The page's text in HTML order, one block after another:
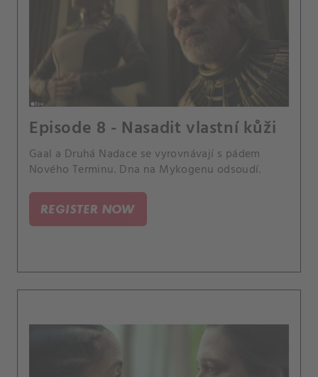
Episode 8 - Nasadit vlastní kůži
Gaal a Druhá Nadace se vyrovnávají s pádem
Nového Terminu. Dna na Mykogenu odsoudí.
REGISTER NOW